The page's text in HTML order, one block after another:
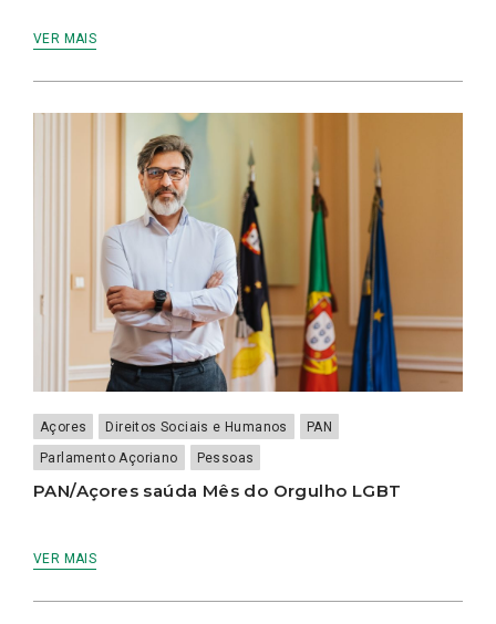
VER MAIS
Açores Direitos Sociais e Humanos
PAN
Parlamento Açoriano
Pessoas
PAN/Açores saúda Mês do Orgulho LGBT
VER MAIS